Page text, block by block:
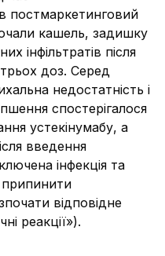
постмаркетинговий
кашель, задишку
інфільтратів після
трьох доз. Серед
недостатність і
спостерігалося
устекінумабу, а
введення
інфекція та
припинити
відповідне
реакції»).